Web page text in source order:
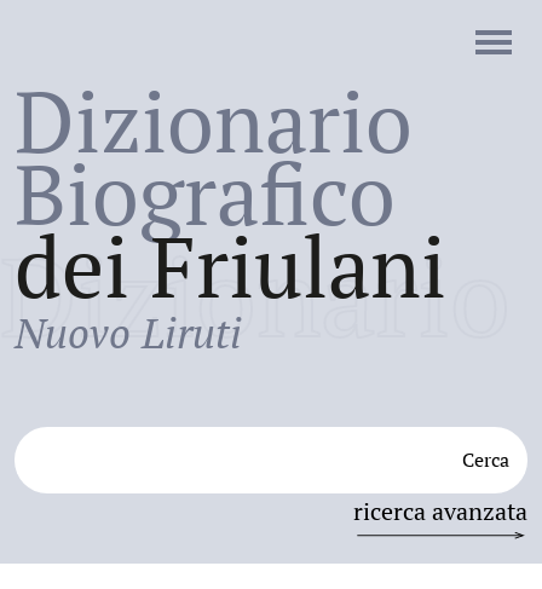
Dizionario
Biografico
dei Friulani
Nuovo Liruti
Cerca
ricerca avanzata
Dizionario